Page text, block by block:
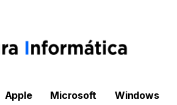
Apple Microsoft Windows